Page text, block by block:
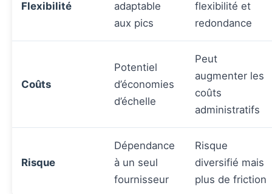
Flexibilité
adaptable
aux pics
flexibilité et
redondance
Coûts
Potentiel
d’économies
d’échelle
Peut
augmenter les
coûts
administratifs
Risque
Dépendance
à un seul
fournisseur
Risque
diversifié mais
plus de friction